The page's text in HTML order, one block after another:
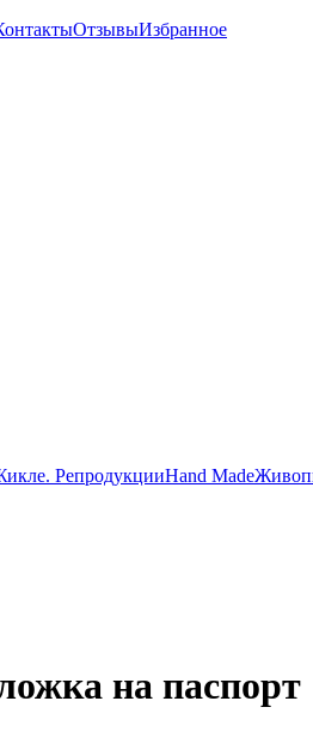
ОтзывыИзбранное
РепродукцииHand Made
на паспорт